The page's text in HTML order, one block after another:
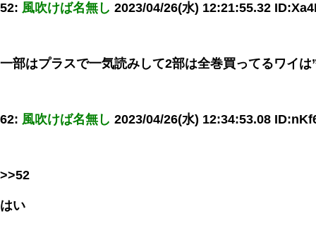
52: 風吹けば名無し 2023/04/26(水) 12:21:55.32
一部はプラスで一気読みして2部は全巻買ってるワイは
62: 風吹けば名無し 2023/04/26(水) 12:34:53.08
>>52
はい